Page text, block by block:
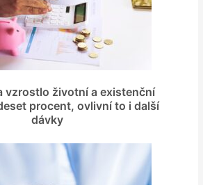
vzrostlo životní a existenční
procent, ovlivní to i další
dávky